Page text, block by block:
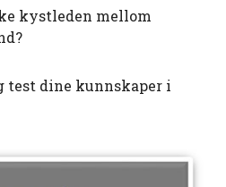
kystleden mellom
test dine kunnskaper i